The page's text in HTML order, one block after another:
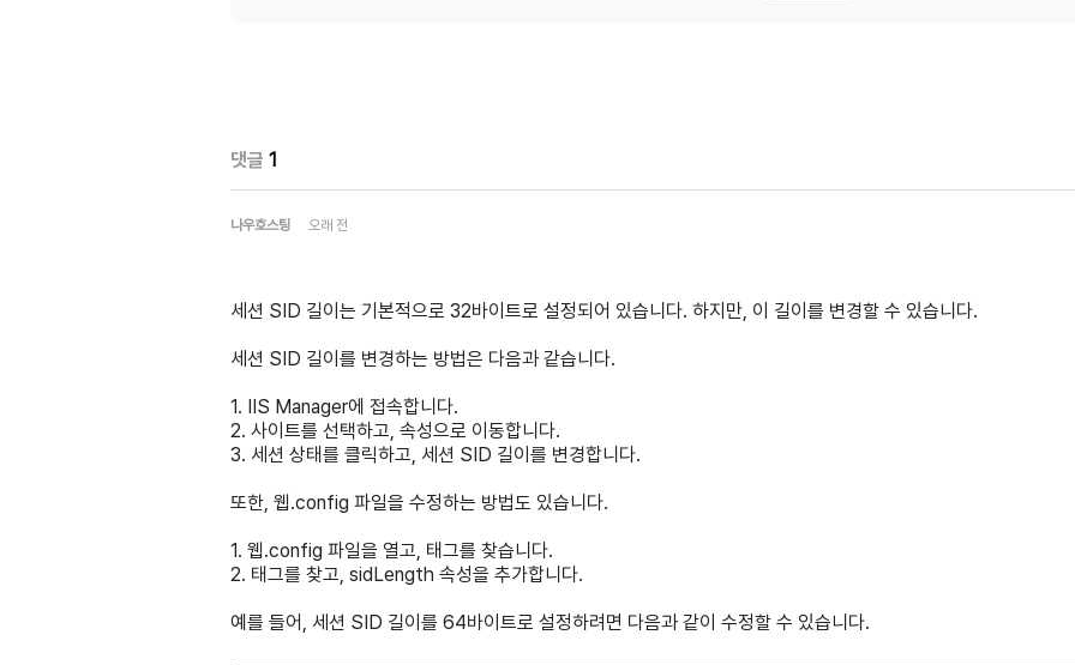
댓글 1
나우호스팅 오래 전
세션 SID 길이는 기본적으로 32바이트로 설정되어 있습니다. 하지만, 이 길이를 변경할 수 있습니다.
세션 SID 길이를 변경하는 방법은 다음과 같습니다.
1. IIS Manager에 접속합니다.
2. 사이트를 선택하고, 속성으로 이동합니다.
3. 세션 상태를 클릭하고, 세션 SID 길이를 변경합니다.
또한, 웹.config 파일을 수정하는 방법도 있습니다.
1. 웹.config 파일을 열고, 태그를 찾습니다.
2. 태그를 찾고, sidLength 속성을 추가합니다.
예를 들어, 세션 SID 길이를 64바이트로 설정하려면 다음과 같이 수정할 수 있습니다.